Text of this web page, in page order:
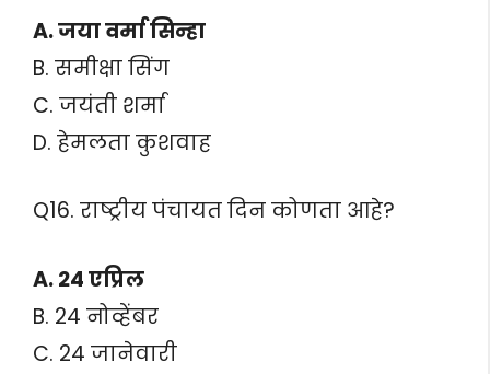
A. जया वर्मा सिन्हा
B. समीक्षा सिंग
C. जयंती शर्मा
D. हेमलता कुशवाह
Q16. राष्ट्रीय पंचायत दिन कोणता आहे?
A. 24 एप्रिल
B. 24 नोव्हेंबर
C. 24 जानेवारी